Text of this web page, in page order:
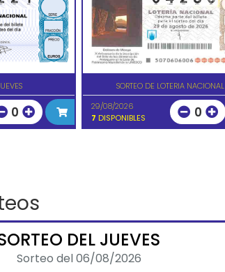
0
SORTEO DE LOTERIA NACIONAL
29/08/2026
7 DISPONIBLES 0
DEL JUEVES
Sorteo del 06/08/2026